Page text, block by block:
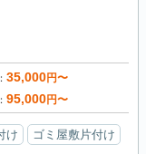
35,000円〜
95,000円〜
け
ゴミ屋敷片付け